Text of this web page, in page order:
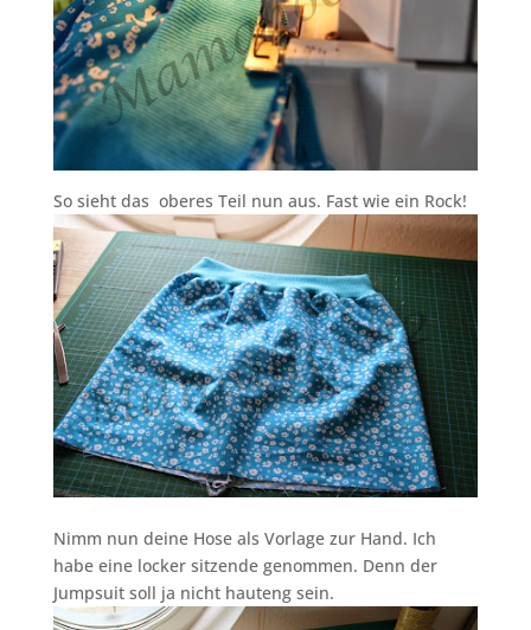
So sieht das oberes Teil nun aus. Fast wie ein Rock!
Nimm nun deine Hose als Vorlage zur Hand. Ich
habe eine locker sitzende genommen. Denn der
Jumpsuit soll ja nicht hauteng sein.